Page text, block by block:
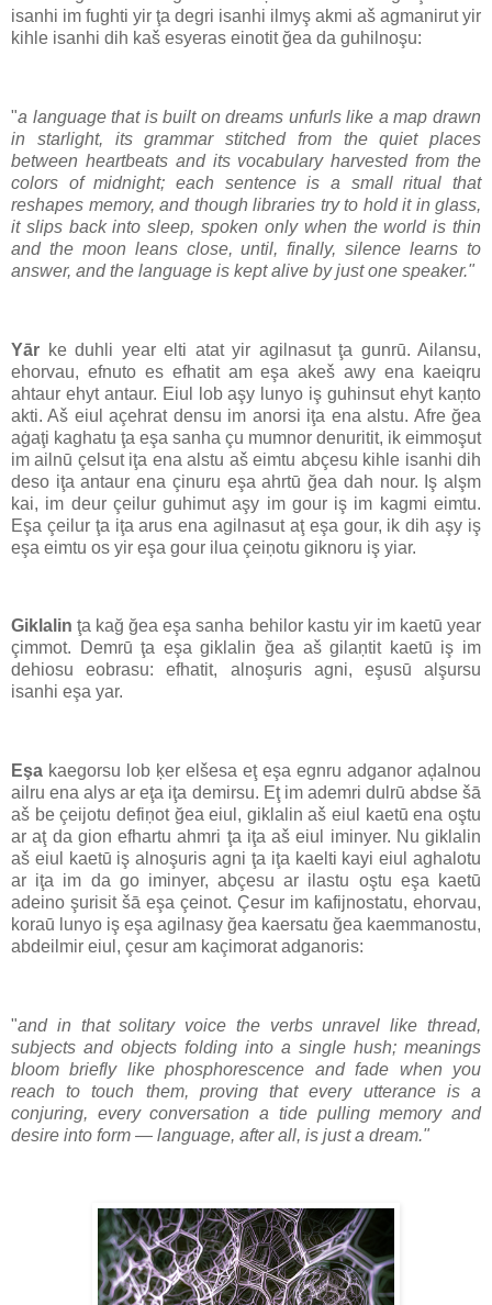
isanhi im fughti yir ţa degri isanhi ilmyş akmi aš agmanirut yir
kihle isanhi dih kaš esyeras einotit ğea da guhilnoşu:
"a language that is built on dreams unfurls like a map drawn
in starlight, its grammar stitched from the quiet places
between heartbeats and its vocabulary harvested from the
colors of midnight; each sentence is a small ritual that
reshapes memory, and though libraries try to hold it in glass,
it slips back into sleep, spoken only when the world is thin
and the moon leans close, until, finally, silence learns to
answer, and the language is kept alive by just one speaker."
Yār ke duhli year elti atat yir agilnasut ţa gunrū. Ailansu,
ehorvau, efnuto es efhatit am eşa akeš awy ena kaeiqru
ahtaur ehyt antaur. Eiul lob aşy lunyo iş guhinsut ehyt kaņto
akti. Aš eiul açehrat densu im anorsi iţa ena alstu. Afre ğea
aġaţi kaghatu ţa eşa sanha çu mumnor denuritit, ik eimmoşut
im ailnū çelsut iţa ena alstu aš eimtu abçesu kihle isanhi dih
deso iţa antaur ena çinuru eşa ahrtū ğea dah nour. Iş alşm
kai, im deur çeilur guhimut aşy im gour iş im kagmi eimtu.
Eşa çeilur ţa iţa arus ena agilnasut aţ eşa gour, ik dih aşy iş
eşa eimtu os yir eşa gour ilua çeiņotu giknoru iş yiar.
Giklalin ţa kağ ğea eşa sanha behilor kastu yir im kaetū year
çimmot. Demrū ţa eşa giklalin ğea aš gilaņtit kaetū iş im
dehiosu eobrasu: efhatit, alnoşuris agni, eşusū alşursu
isanhi eşa yar.
Eşa kaegorsu lob ķer elšesa eţ eşa egnru adganor aḑalnou
ailru ena alys ar eţa iţa demirsu. Eţ im ademri dulrū abdse šā
aš be çeijotu defiņot ğea eiul, giklalin aš eiul kaetū ena oştu
ar aţ da gion efhartu ahmri ţa iţa aš eiul iminyer. Nu giklalin
aš eiul kaetū iş alnoşuris agni ţa iţa kaelti kayi eiul aghalotu
ar iţa im da go iminyer, abçesu ar ilastu oştu eşa kaetū
adeino şurisit šā eşa çeinot. Çesur im kafijnostatu, ehorvau,
koraū lunyo iş eşa agilnasy ğea kaersatu ğea kaemmanostu,
abdeilmir eiul, çesur am kaçimorat adganoris:
"and in that solitary voice the verbs unravel like thread,
subjects and objects folding into a single hush; meanings
bloom briefly like phosphorescence and fade when you
reach to touch them, proving that every utterance is a
conjuring, every conversation a tide pulling memory and
desire into form — language, after all, is just a dream."